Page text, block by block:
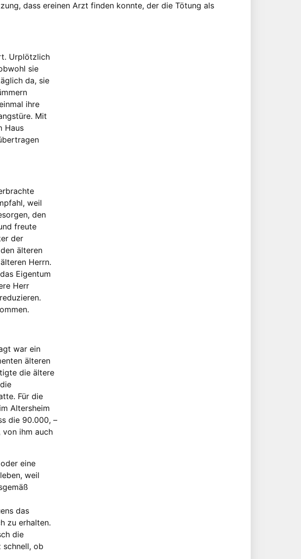
dass ereinen Arzt finden konnte, der die Tötung als
Urplötzlich
sie
da, sie
ihre
Mit
Haus
weil
den
freute
der
älteren
Herrn.
Eigentum
Herr
war ein
älteren
die ältere
Für die
Altersheim
die 90.000, –
ihm auch
eine
weil
das
zu erhalten.
die
schnell, ob